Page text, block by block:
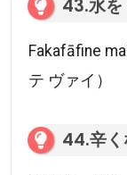
43.水を
Fakafāfine
テ ヴァイ）
44.辛く